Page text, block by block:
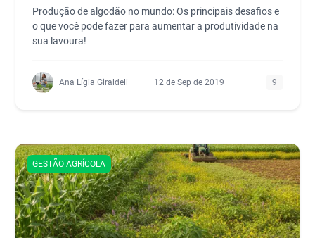
Produção de algodão no mundo: Os principais desafios e
o que você pode fazer para aumentar a produtividade na
sua lavoura!
Ana Lígia Giraldeli 12 de Sep de 2019 9
GESTÃO AGRÍCOLA